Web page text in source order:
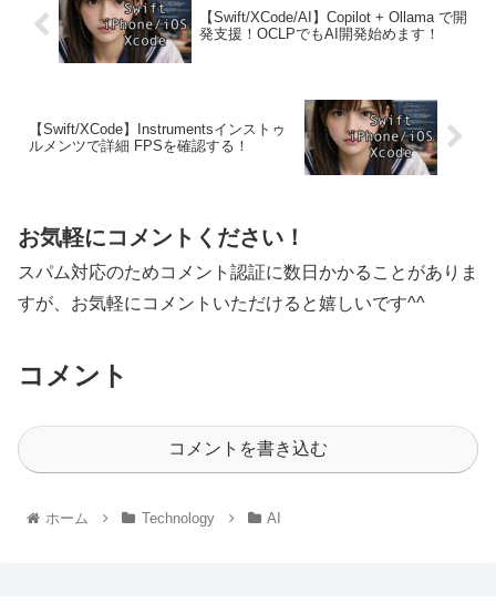
【Swift/XCode/AI】Copilot + Ollama で開
発支援！OCLPでもAI開発始めます！
【Swift/XCode】Instrumentsインストゥ
ルメンツで詳細 FPSを確認する！
お気軽にコメントください！
スパム対応のためコメント認証に数日かかることがありま
すが、お気軽にコメントいただけると嬉しいです^^
コメント
コメントを書き込む
ホーム Technology AI